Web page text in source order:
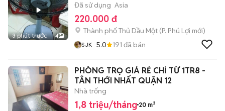
3 phút trước 4
Đã sử dụng Asia
220.000 đ
Thành phố Thủ Dầu Một (P. Phú Lợi mới)
SJK 5.0 191 đã bán
PHÒNG TRỌ GIÁ RẺ CHỈ TỪ 1TR8 -
TÂN THỚI NHẤT QUẬN 12
Nhà trống
1,8 triệu/tháng 20 m²